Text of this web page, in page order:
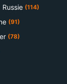
Russie (114)
(91)
(78)